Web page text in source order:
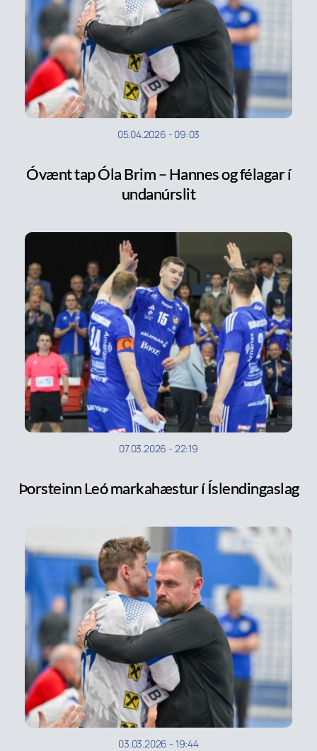
05.04.2026 - 09:03
Óvænt tap Óla Brim – Hannes og félagar í
undanúrslit
07.03.2026 - 22:19
Þorsteinn Leó markahæstur í Íslendingaslag
03.03.2026 - 19:44